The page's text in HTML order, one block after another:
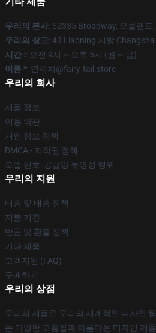
우리의 본사: 52335 Broadway, 오클랜드
우리의 창고: 43 Liaoning 지방
시간 :: 오전 9시 ~ 오후 5시 (월 ~ 금)
이름 *: 연락처@fairy-tail.store
우리의 회사
제품 정보
이용 약관
개인 정보 정책
DMCA - 저작권 정책
모델 번호: 공급망 투명성 행위
우리의 지원
배송 및 배송 정책
지불 기간
반품 및 환불 정책
기타 제품
고객지원 (FAQ)
구매하기
우리의 상점
우리의 제품은 우리의 세계적인 디자인
는 다양한 고품질과 아름다운 디자인 제